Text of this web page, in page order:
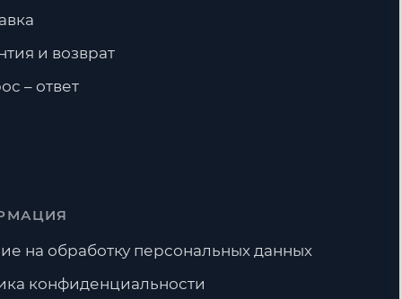
и возврат
– ответ
на обработку персональных данных
конфиденциальности